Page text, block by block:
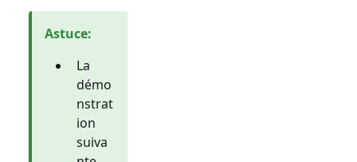
Astuce:
La
démo
nstrat
ion
suiva